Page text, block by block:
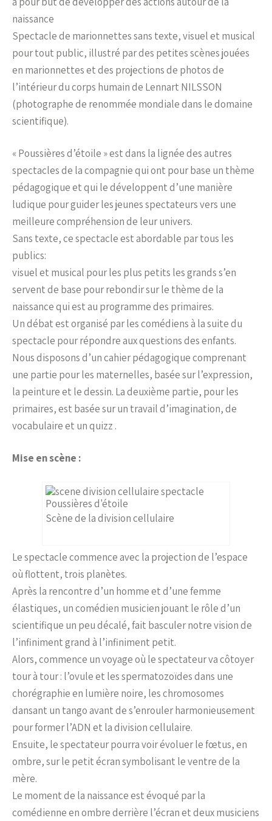
naissance
Spectacle de marionnettes sans texte, visuel et musical
pour tout public, illustré par des petites scènes jouées
en marionnettes et des projections de photos de
l’intérieur du corps humain de Lennart NILSSON
(photographe de renommée mondiale dans le domaine
scientifique).
« Poussières d’étoile » est dans la lignée des autres
spectacles de la compagnie qui ont pour base un thème
pédagogique et qui le développent d’une manière
ludique pour guider les jeunes spectateurs vers une
meilleure compréhension de leur univers.
Sans texte, ce spectacle est abordable par tous les
publics:
visuel et musical pour les plus petits les grands s’en
servent de base pour rebondir sur le thème de la
naissance qui est au programme des primaires.
Un débat est organisé par les comédiens à la suite du
spectacle pour répondre aux questions des enfants.
Nous disposons d’un cahier pédagogique comprenant
une partie pour les maternelles, basée sur l’expression,
la peinture et le dessin. La deuxième partie, pour les
primaires, est basée sur un travail d’imagination, de
vocabulaire et un quizz .
Mise en scène :
Scène de la division cellulaire
Le spectacle commence avec la projection de l’espace
où flottent, trois planètes.
Après la rencontre d’un homme et d’une femme
élastiques, un comédien musicien jouant le rôle d’un
scientifique un peu décalé, fait basculer notre vision de
l’infiniment grand à l’infiniment petit.
Alors, commence un voyage où le spectateur va côtoyer
tour à tour : l’ovule et les spermatozoïdes dans une
chorégraphie en lumière noire, les chromosomes
dansant un tango avant de s’enrouler harmonieusement
pour former l’ADN et la division cellulaire.
Ensuite, le spectateur pourra voir évoluer le fœtus, en
ombre, sur le petit écran symbolisant le ventre de la
mère.
Le moment de la naissance est évoqué par la
comédienne en ombre derrière l’écran et deux musiciens